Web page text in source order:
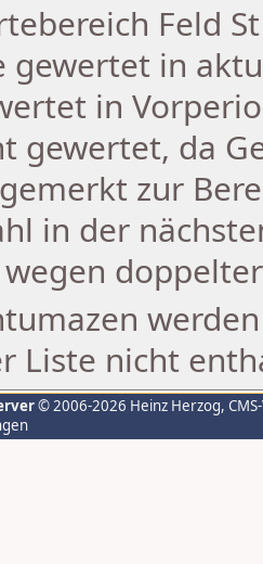
Feld
gewertet in
in
gewertet, da
zur
in der
Liste nicht
© 2006-2026 Heinz Herzog,